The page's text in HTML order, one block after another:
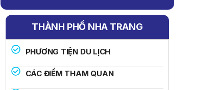
THÀNH PHỐ NHA TRANG
PHƯƠNG TIỆN DU LỊCH
CÁC ĐIỂM THAM QUAN